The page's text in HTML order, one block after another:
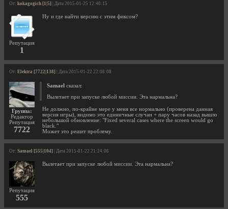
От: kokagogich [1|5] | Дата 2015-01-25 12:40:15
Репутация
1
Ну и где найти версию с этим фиксом?
От: Elektra [7722|138] | Дата 2015-01-22 22:08:08
Группа:
Редактор
Репутация
7722
Samael сказал:
Вылетает при запуске любой миссии. Эта нармальна?
Не должно, по-крайне мере у меня все нормально (проверена данная
версия игры), видимо это единичные случаи + пару часов назад вышло
небольшой обновление: "Fixed several cases where the screen would go
black."
Может это решит проблему.
От: Samael [555|104] | Дата 2015-01-22 21:24:06
Репутация
555
Вылетает при запуске любой миссии. Эта нармальна?